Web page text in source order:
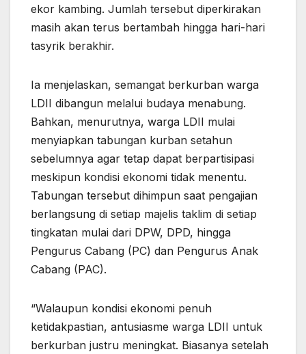
ekor kambing. Jumlah tersebut diperkirakan
masih akan terus bertambah hingga hari-hari
tasyrik berakhir.
Ia menjelaskan, semangat berkurban warga
LDII dibangun melalui budaya menabung.
Bahkan, menurutnya, warga LDII mulai
menyiapkan tabungan kurban setahun
sebelumnya agar tetap dapat berpartisipasi
meskipun kondisi ekonomi tidak menentu.
Tabungan tersebut dihimpun saat pengajian
berlangsung di setiap majelis taklim di setiap
tingkatan mulai dari DPW, DPD, hingga
Pengurus Cabang (PC) dan Pengurus Anak
Cabang (PAC).
“Walaupun kondisi ekonomi penuh
ketidakpastian, antusiasme warga LDII untuk
berkurban justru meningkat. Biasanya setelah